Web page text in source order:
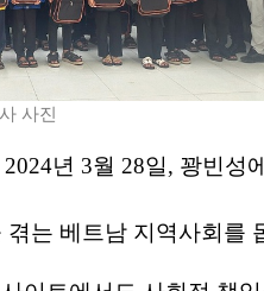
사진
년 3월 28일, 꽝빈
겪는 베트남 지역사회를